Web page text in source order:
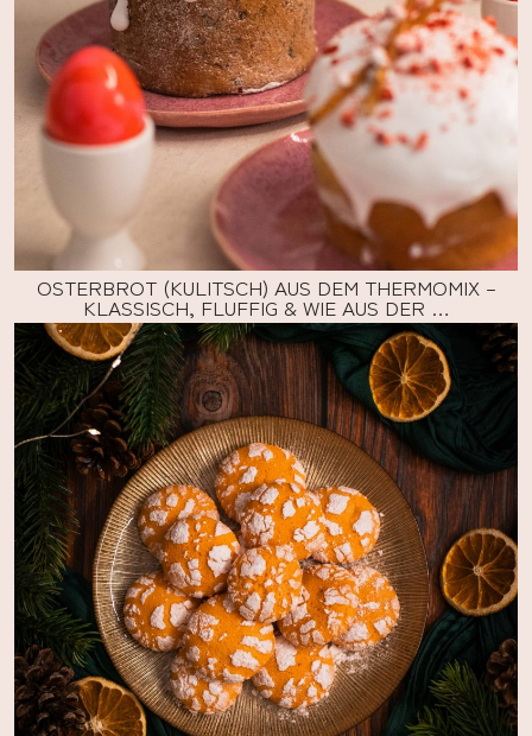
OSTERBROT (KULITSCH) AUS DEM THERMOMIX –
KLASSISCH, FLUFFIG & WIE AUS DER …